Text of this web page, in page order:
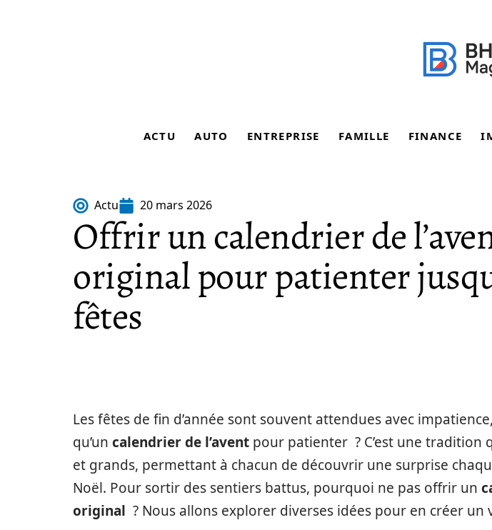
ACTU AUTO ENTREPRISE FAMILLE FINANCE
Actu 20 mars 2026
Offrir un calendrier de
original pour patienter
fêtes
Les fêtes de fin d’année sont souvent attendues avec
qu’un calendrier de l’avent pour patienter ? C’est une tradition
et grands, permettant à chacun de découvrir une surprise
Noël. Pour sortir des sentiers battus, pourquoi ne pas offrir un
original ? Nous allons explorer diverses idées pour en créer